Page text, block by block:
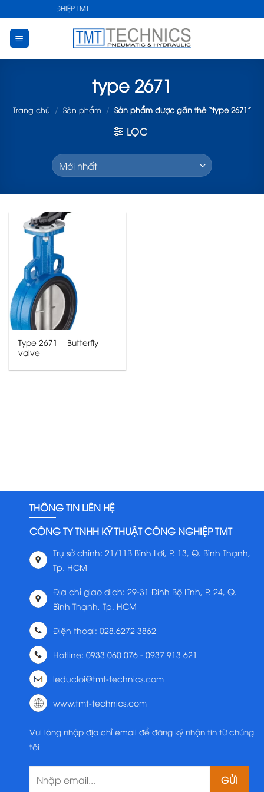
to
content
CÔNG NGHIỆP TMT
type 2671
Trang chủ / Sản phẩm / Sản phẩm được gắn thẻ “type 2671”
LỌC
Type 2671 – Butterfly
valve
THÔNG TIN LIÊN HỆ
CÔNG TY TNHH KỸ THUẬT CÔNG NGHIỆP TMT
Trụ sở chính: 21/11B Bình Lợi, P. 13, Q. Bình Thạnh,
Tp. HCM
Địa chỉ giao dịch: 29-31 Đinh Bộ Lĩnh, P. 24, Q.
Bình Thạnh, Tp. HCM
Điện thoại: 028.6272 3862
Hotline: 0933 060 076 - 0937 913 621
leducloi@tmt-technics.com
www.tmt-technics.com
Vui lòng nhập địa chỉ email để đăng ký nhận tin từ chúng
tôi